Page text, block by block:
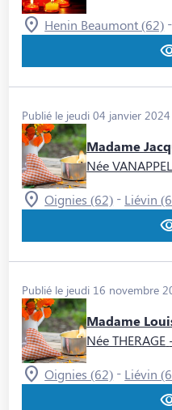
Henin Beaumont (62) -
Publié le jeudi 04 janvier 2024
Madame
Née
Oignies (62) - Liévin
Publié le jeudi 16 novembre
Madame
Née THERAGE
Oignies (62) - Liévin